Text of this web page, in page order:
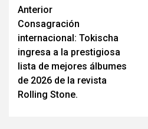
Navegación
de
entradas
Anterior
Consagración
internacional: Tokischa
ingresa a la prestigiosa
lista de mejores álbumes
de 2026 de la revista
Rolling Stone.